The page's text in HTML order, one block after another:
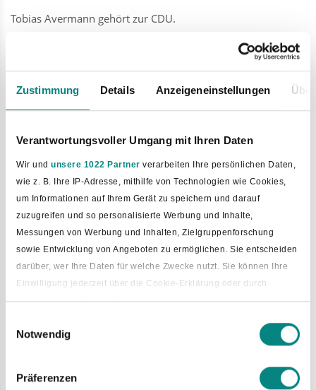
Zustimmung Details Anzeigeneinstellungen
Verantwortungsvoller Umgang mit Ihren Daten
Wir und unsere 1022 Partner verarbeiten Ihre persönlichen Daten,
wie z. B. Ihre IP-Adresse, mithilfe von Technologien wie Cookies,
um Informationen auf Ihrem Gerät zu speichern und darauf
zuzugreifen und so personalisierte Werbung und Inhalte,
Messungen von Werbung und Inhalten, Zielgruppenforschung
sowie Entwicklung von Angeboten zu ermöglichen. Sie entscheiden
darüber, wer Ihre Daten für welche Zwecke nutzt. Sie können Ihre
Einwilligung jederzeit über die Cookie-Erklärung oder durch
Klicken auf das Privacy Trigger Symbol ändern oder widerrufen
Wenn Sie es erlauben, würden wir auch gerne:
Notwendig
Präferenzen
Tobias Avermann gehört zur CDU.
Und er leitet die Verwaltung.
Für beide Aufgaben gibt es Vertreter.
Sie arbeiten ehrenamtlich.
Das war im November 2021.
Die Vertreter sind:
•Holger Knemeyer(CDU),
•Stefan Kleine-Wechelmann (CDU) und
Für andere Aufgaben gibt es einen anderen Vertreter.
Das ist der allgemeine Vertreter.
Er ist Gemeinde-Ober-Amtsrat.